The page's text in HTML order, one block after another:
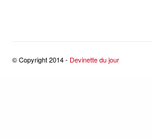
© Copyright 2014 - Devinette du jour